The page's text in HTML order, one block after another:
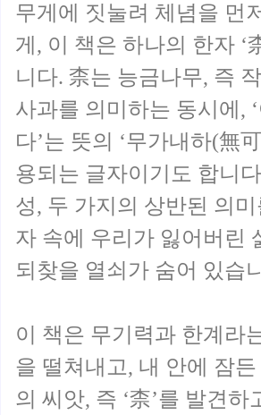
무게에 짓눌려 체념을 먼
게, 이 책은 하나의 한자 ‘
니다. 柰는 능금나무, 즉
사과를 의미하는 동시에,
다’는 뜻의 ‘무가내하(無
용되는 글자이기도 합니
성, 두 가지의 상반된 의
자 속에 우리가 잃어버린
되찾을 열쇠가 숨어 있습
이 책은 무기력과 한계라
을 떨쳐내고, 내 안에 잠
의 씨앗, 즉 ‘柰’를 발견하